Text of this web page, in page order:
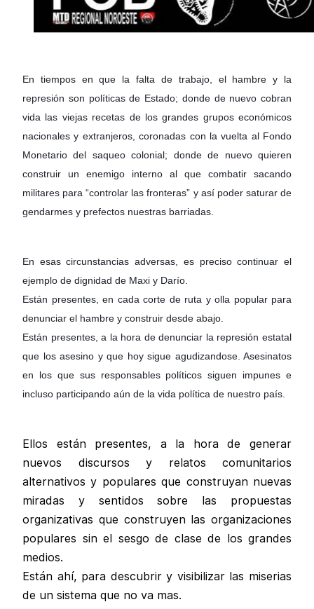
En tiempos en que la falta de trabajo, el hambre y la
represión son políticas de Estado; donde de nuevo cobran
vida las viejas recetas de los grandes grupos económicos
nacionales y extranjeros, coronadas con la vuelta al Fondo
Monetario del saqueo colonial; donde de nuevo quieren
construir un enemigo interno al que combatir sacando
militares para “controlar las fronteras” y así poder saturar de
gendarmes y prefectos nuestras barriadas.
En esas circunstancias adversas, es preciso continuar el
ejemplo de dignidad de Maxi y Darío.
Están presentes, en cada corte de ruta y olla popular para
denunciar el hambre y construir desde abajo.
Están presentes, a la hora de denunciar la represión estatal
que los asesino y que hoy sigue agudizandose. Asesinatos
en los que sus responsables políticos siguen impunes e
incluso participando aún de la vida política de nuestro país.
Ellos están presentes, a la hora de generar
nuevos discursos y relatos comunitarios
alternativos y populares que construyan nuevas
miradas y sentidos sobre las propuestas
organizativas que construyen las organizaciones
populares sin el sesgo de clase de los grandes
medios.
Están ahí, para descubrir y visibilizar las miserias
de un sistema que no va mas.